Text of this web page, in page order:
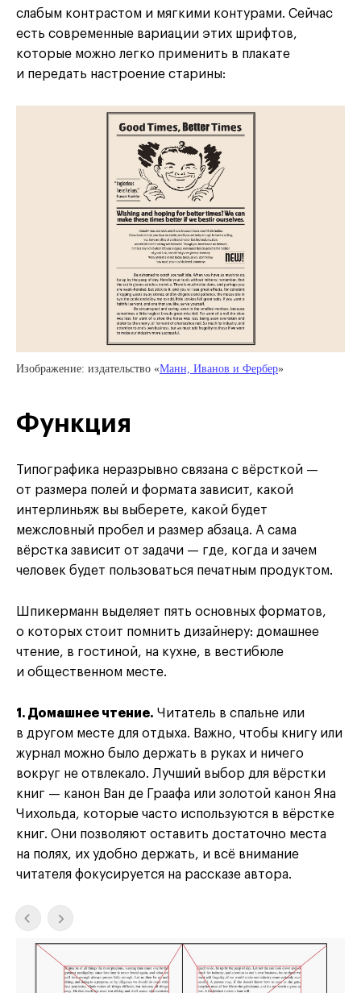
слабым контрастом и мягкими контурами. Сейчас
есть современные вариации этих шрифтов,
которые можно легко применить в плакате
и передать настроение старины:
Изображение: издательство «Манн, Иванов и Фербер»
Функция
Типографика неразрывно связана с вёрсткой —
от размера полей и формата зависит, какой
интерлиньяж вы выберете, какой будет
межсловный пробел и размер абзаца. А сама
вёрстка зависит от задачи — где, когда и зачем
человек будет пользоваться печатным продуктом.
Шпикерманн выделяет пять основных форматов,
о которых стоит помнить дизайнеру: домашнее
чтение, в гостиной, на кухне, в вестибюле
и общественном месте.
1. Домашнее чтение. Читатель в спальне или
в другом месте для отдыха. Важно, чтобы книгу или
журнал можно было держать в руках и ничего
вокруг не отвлекало. Лучший выбор для вёрстки
книг — канон Ван де Граафа или золотой канон Яна
Чихольда, которые часто используются в вёрстке
книг. Они позволяют оставить достаточно места
на полях, их удобно держать, и всё внимание
читателя фокусируется на рассказе автора.